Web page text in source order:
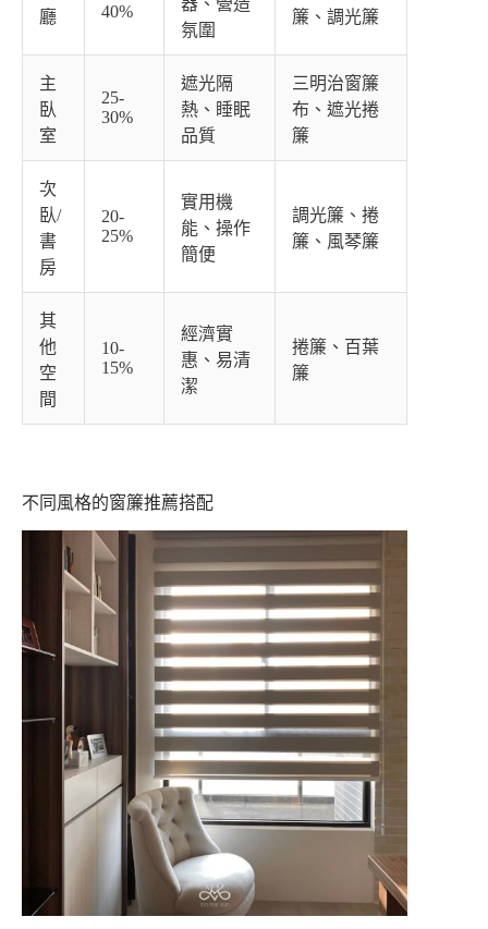
廳
40%
氛圍
簾、調光簾
主
臥
室
25-
30%
遮光隔
熱、睡眠
品質
三明治窗簾
布、遮光捲
簾
次
臥/
書
房
20-
25%
實用機
能、操作
簡便
調光簾、捲
簾、風琴簾
其
他
空
間
10-
15%
經濟實
惠、易清
潔
捲簾、百葉
簾
不同風格的窗簾推薦搭配